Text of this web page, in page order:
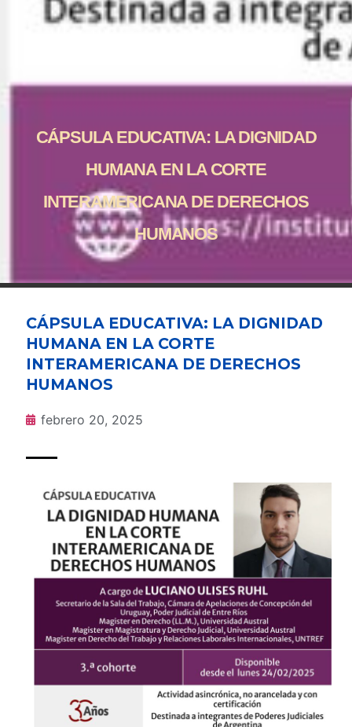
CÁPSULA EDUCATIVA: LA DIGNIDAD
HUMANA EN LA CORTE
INTERAMERICANA DE DERECHOS
HUMANOS
CÁPSULA EDUCATIVA: LA DIGNIDAD
HUMANA EN LA CORTE
INTERAMERICANA DE DERECHOS
HUMANOS
febrero 20, 2025